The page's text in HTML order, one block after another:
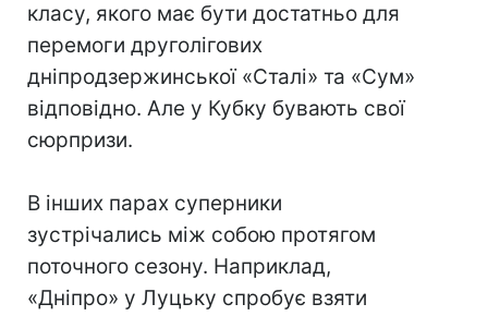
класу, якого має бути достатньо для
перемоги друголігових
дніпродзержинської «Сталі» та «Сум»
відповідно. Але у Кубку бувають свої
сюрпризи.
В інших парах суперники
зустрічались між собою протягом
поточного сезону. Наприклад,
«Дніпро» у Луцьку спробує взяти